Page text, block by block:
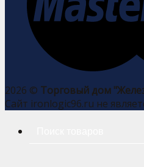
2026 © Торговый дом
Сайт ironlogic96.ru не